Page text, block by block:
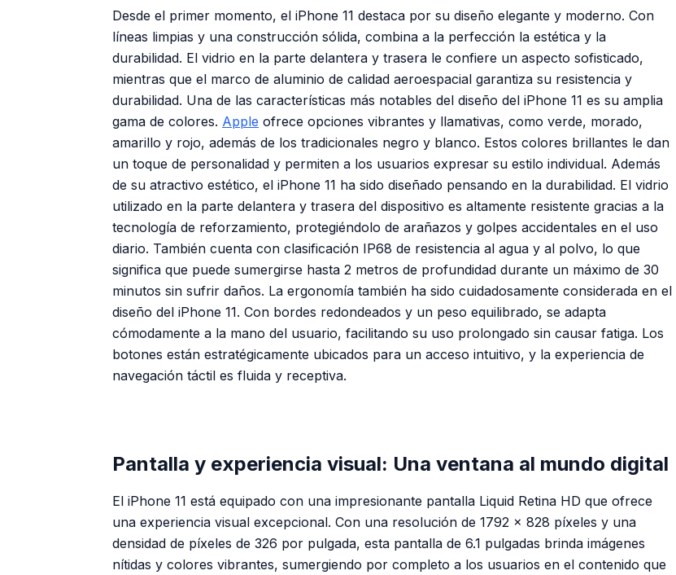
Desde el primer momento, el iPhone 11 destaca por su diseño elegante y moderno. Con
líneas limpias y una construcción sólida, combina a la perfección la estética y la
durabilidad. El vidrio en la parte delantera y trasera le confiere un aspecto sofisticado,
mientras que el marco de aluminio de calidad aeroespacial garantiza su resistencia y
durabilidad. Una de las características más notables del diseño del iPhone 11 es su amplia
gama de colores. Apple ofrece opciones vibrantes y llamativas, como verde, morado,
amarillo y rojo, además de los tradicionales negro y blanco. Estos colores brillantes le dan
un toque de personalidad y permiten a los usuarios expresar su estilo individual. Además
de su atractivo estético, el iPhone 11 ha sido diseñado pensando en la durabilidad. El vidrio
utilizado en la parte delantera y trasera del dispositivo es altamente resistente gracias a la
tecnología de reforzamiento, protegiéndolo de arañazos y golpes accidentales en el uso
diario. También cuenta con clasificación IP68 de resistencia al agua y al polvo, lo que
significa que puede sumergirse hasta 2 metros de profundidad durante un máximo de 30
minutos sin sufrir daños. La ergonomía también ha sido cuidadosamente considerada en el
diseño del iPhone 11. Con bordes redondeados y un peso equilibrado, se adapta
cómodamente a la mano del usuario, facilitando su uso prolongado sin causar fatiga. Los
botones están estratégicamente ubicados para un acceso intuitivo, y la experiencia de
navegación táctil es fluida y receptiva.
Pantalla y experiencia visual: Una ventana al mundo digital
El iPhone 11 está equipado con una impresionante pantalla Liquid Retina HD que ofrece
una experiencia visual excepcional. Con una resolución de 1792 x 828 píxeles y una
densidad de píxeles de 326 por pulgada, esta pantalla de 6.1 pulgadas brinda imágenes
nítidas y colores vibrantes, sumergiendo por completo a los usuarios en el contenido que